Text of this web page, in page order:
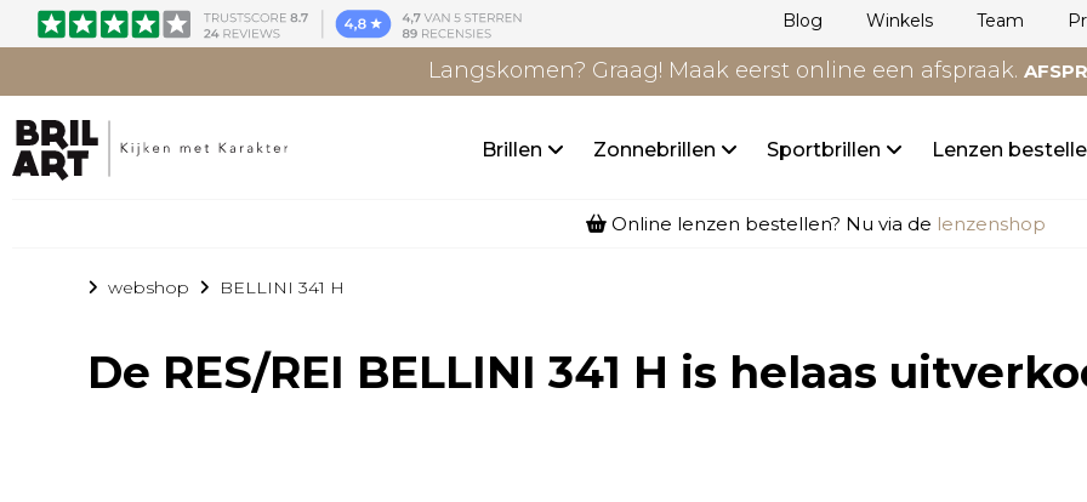
Blog Winkels Team
Langskomen? Graag! Maak eerst online een afspraak.
Brillen Zonnebrillen Sportbrillen Lenzen
Online lenzen bestellen? Nu via de lenzenshop
webshop BELLINI 341 H
De RES/REI BELLINI 341 H is helaas